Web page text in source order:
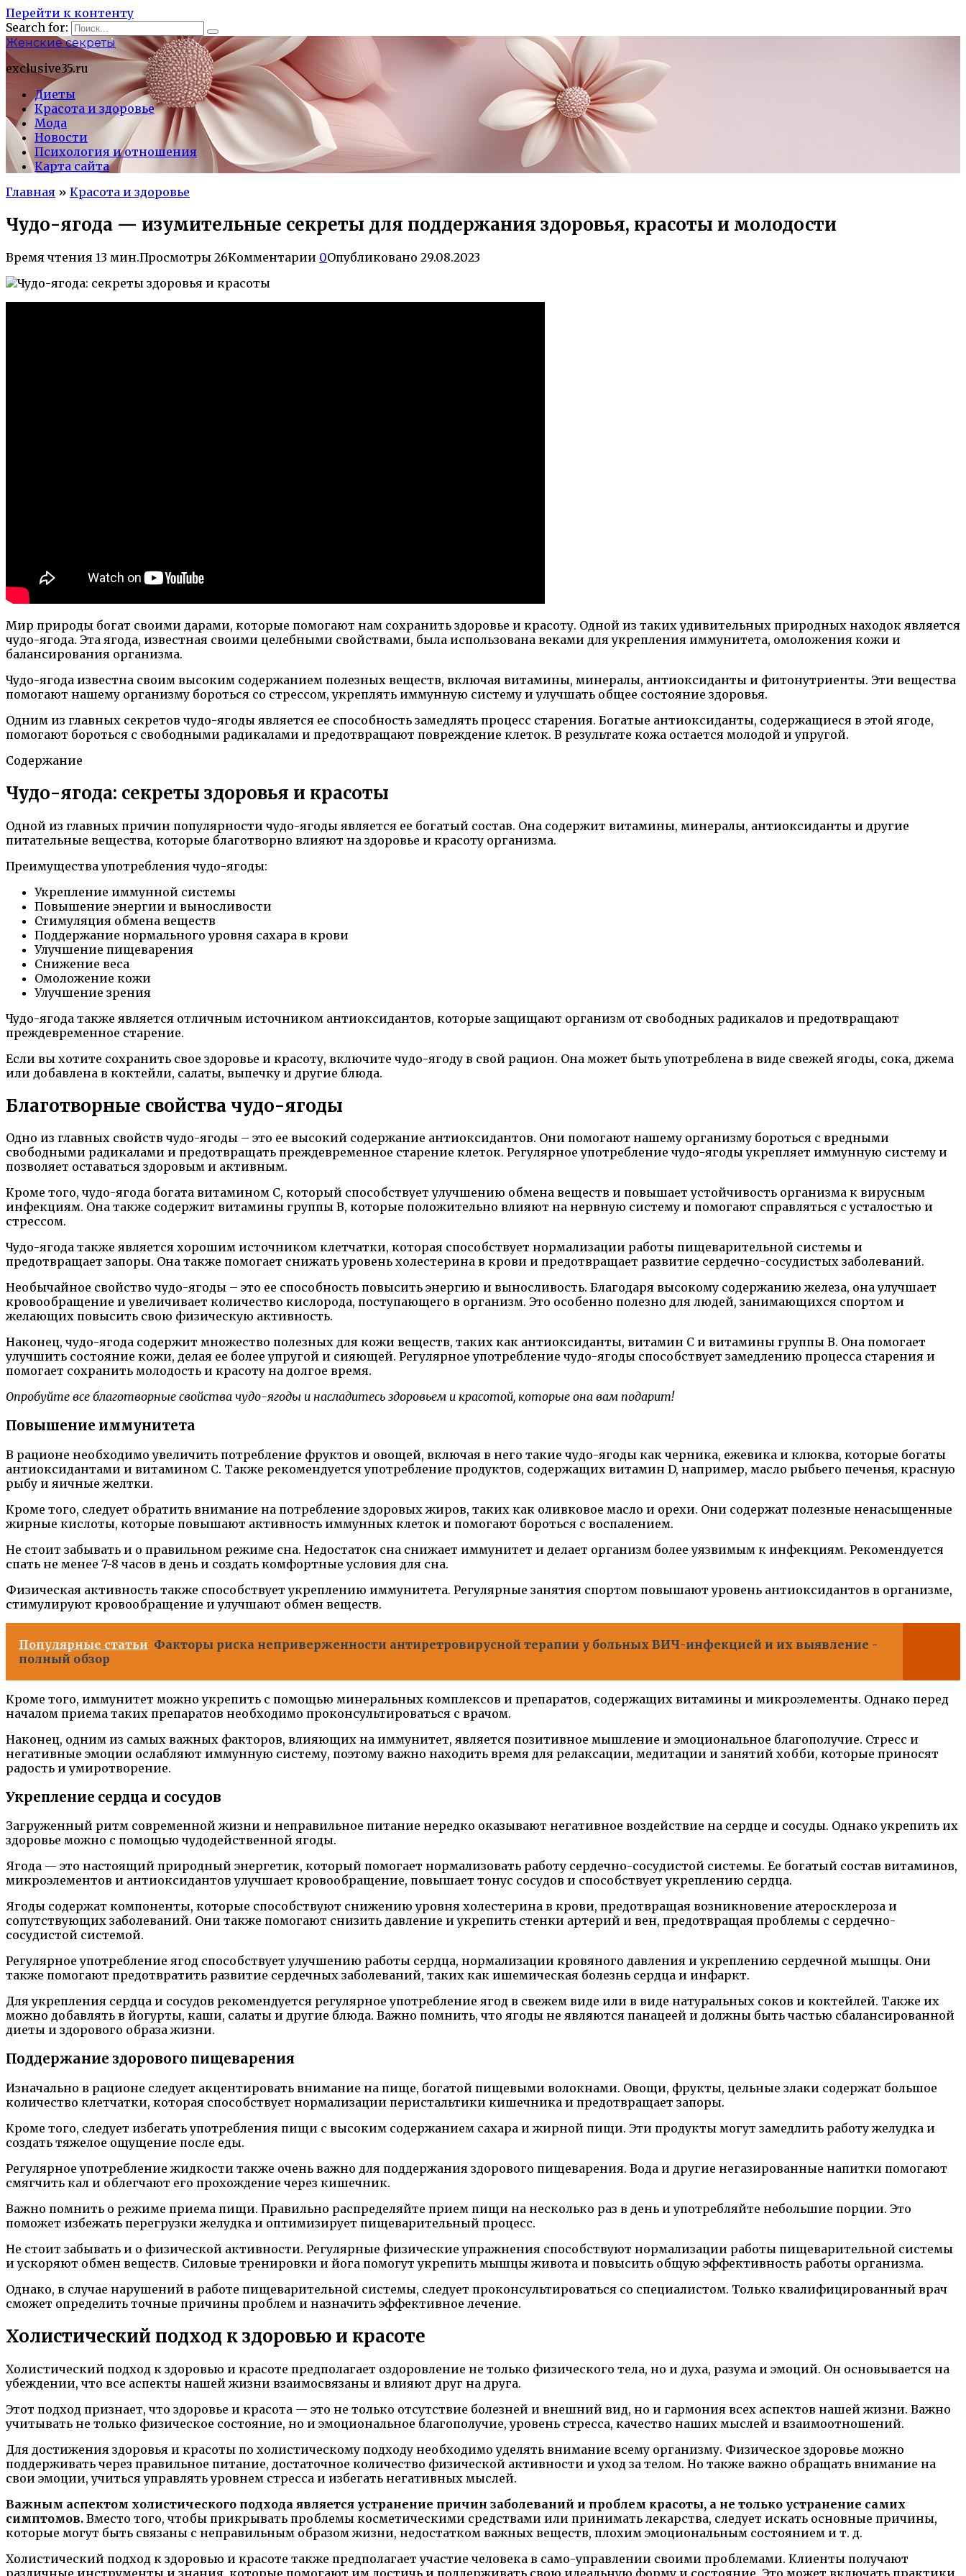
Перейти к контенту
Search for:
Женские секреты
exclusive35.ru
Диеты
Красота и здоровье
Мода
Новости
Психология и отношения
Карта сайта
Главная » Красота и здоровье
Чудо-ягода — изумительные секреты для поддержания здоровья, красоты и молодости
Время чтения 13 мин.Просмотры 26Комментарии 0Опубликовано 29.08.2023
Мир природы богат своими дарами, которые помогают нам сохранить здоровье и красоту. Одной из таких удивительных природных находок является
чудо-ягода. Эта ягода, известная своими целебными свойствами, была использована веками для укрепления иммунитета, омоложения кожи и
балансирования организма.
Чудо-ягода известна своим высоким содержанием полезных веществ, включая витамины, минералы, антиоксиданты и фитонутриенты. Эти вещества
помогают нашему организму бороться со стрессом, укреплять иммунную систему и улучшать общее состояние здоровья.
Одним из главных секретов чудо-ягоды является ее способность замедлять процесс старения. Богатые антиоксиданты, содержащиеся в этой ягоде,
помогают бороться с свободными радикалами и предотвращают повреждение клеток. В результате кожа остается молодой и упругой.
Содержание
Чудо-ягода: секреты здоровья и красоты
Одной из главных причин популярности чудо-ягоды является ее богатый состав. Она содержит витамины, минералы, антиоксиданты и другие
питательные вещества, которые благотворно влияют на здоровье и красоту организма.
Преимущества употребления чудо-ягоды:
Укрепление иммунной системы
Повышение энергии и выносливости
Стимуляция обмена веществ
Поддержание нормального уровня сахара в крови
Улучшение пищеварения
Снижение веса
Омоложение кожи
Улучшение зрения
Чудо-ягода также является отличным источником антиоксидантов, которые защищают организм от свободных радикалов и предотвращают
преждевременное старение.
Если вы хотите сохранить свое здоровье и красоту, включите чудо-ягоду в свой рацион. Она может быть употреблена в виде свежей ягоды, сока, джема
или добавлена в коктейли, салаты, выпечку и другие блюда.
Благотворные свойства чудо-ягоды
Одно из главных свойств чудо-ягоды – это ее высокий содержание антиоксидантов. Они помогают нашему организму бороться с вредными
свободными радикалами и предотвращать преждевременное старение клеток. Регулярное употребление чудо-ягоды укрепляет иммунную систему и
позволяет оставаться здоровым и активным.
Кроме того, чудо-ягода богата витамином С, который способствует улучшению обмена веществ и повышает устойчивость организма к вирусным
инфекциям. Она также содержит витамины группы В, которые положительно влияют на нервную систему и помогают справляться с усталостью и
стрессом.
Чудо-ягода также является хорошим источником клетчатки, которая способствует нормализации работы пищеварительной системы и
предотвращает запоры. Она также помогает снижать уровень холестерина в крови и предотвращает развитие сердечно-сосудистых заболеваний.
Необычайное свойство чудо-ягоды – это ее способность повысить энергию и выносливость. Благодаря высокому содержанию железа, она улучшает
кровообращение и увеличивает количество кислорода, поступающего в организм. Это особенно полезно для людей, занимающихся спортом и
желающих повысить свою физическую активность.
Наконец, чудо-ягода содержит множество полезных для кожи веществ, таких как антиоксиданты, витамин С и витамины группы В. Она помогает
улучшить состояние кожи, делая ее более упругой и сияющей. Регулярное употребление чудо-ягоды способствует замедлению процесса старения и
помогает сохранить молодость и красоту на долгое время.
Опробуйте все благотворные свойства чудо-ягоды и насладитесь здоровьем и красотой, которые она вам подарит!
Повышение иммунитета
В рационе необходимо увеличить потребление фруктов и овощей, включая в него такие чудо-ягоды как черника, ежевика и клюква, которые богаты
антиоксидантами и витамином C. Также рекомендуется употребление продуктов, содержащих витамин D, например, масло рыбьего печенья, красную
рыбу и яичные желтки.
Кроме того, следует обратить внимание на потребление здоровых жиров, таких как оливковое масло и орехи. Они содержат полезные ненасыщенные
жирные кислоты, которые повышают активность иммунных клеток и помогают бороться с воспалением.
Не стоит забывать и о правильном режиме сна. Недостаток сна снижает иммунитет и делает организм более уязвимым к инфекциям. Рекомендуется
спать не менее 7-8 часов в день и создать комфортные условия для сна.
Физическая активность также способствует укреплению иммунитета. Регулярные занятия спортом повышают уровень антиоксидантов в организме,
стимулируют кровообращение и улучшают обмен веществ.
Популярные статьи Факторы риска неприверженности антиретровирусной терапии у больных ВИЧ-инфекцией и их выявление -
полный обзор
Кроме того, иммунитет можно укрепить с помощью минеральных комплексов и препаратов, содержащих витамины и микроэлементы. Однако перед
началом приема таких препаратов необходимо проконсультироваться с врачом.
Наконец, одним из самых важных факторов, влияющих на иммунитет, является позитивное мышление и эмоциональное благополучие. Стресс и
негативные эмоции ослабляют иммунную систему, поэтому важно находить время для релаксации, медитации и занятий хобби, которые приносят
радость и умиротворение.
Укрепление сердца и сосудов
Загруженный ритм современной жизни и неправильное питание нередко оказывают негативное воздействие на сердце и сосуды. Однако укрепить их
здоровье можно с помощью чудодейственной ягоды.
Ягода — это настоящий природный энергетик, который помогает нормализовать работу сердечно-сосудистой системы. Ее богатый состав витаминов,
микроэлементов и антиоксидантов улучшает кровообращение, повышает тонус сосудов и способствует укреплению сердца.
Ягоды содержат компоненты, которые способствуют снижению уровня холестерина в крови, предотвращая возникновение атеросклероза и
сопутствующих заболеваний. Они также помогают снизить давление и укрепить стенки артерий и вен, предотвращая проблемы с сердечно-
сосудистой системой.
Регулярное употребление ягод способствует улучшению работы сердца, нормализации кровяного давления и укреплению сердечной мышцы. Они
также помогают предотвратить развитие сердечных заболеваний, таких как ишемическая болезнь сердца и инфаркт.
Для укрепления сердца и сосудов рекомендуется регулярное употребление ягод в свежем виде или в виде натуральных соков и коктейлей. Также их
можно добавлять в йогурты, каши, салаты и другие блюда. Важно помнить, что ягоды не являются панацеей и должны быть частью сбалансированной
диеты и здорового образа жизни.
Поддержание здорового пищеварения
Изначально в рационе следует акцентировать внимание на пище, богатой пищевыми волокнами. Овощи, фрукты, цельные злаки содержат большое
количество клетчатки, которая способствует нормализации перистальтики кишечника и предотвращает запоры.
Кроме того, следует избегать употребления пищи с высоким содержанием сахара и жирной пищи. Эти продукты могут замедлить работу желудка и
создать тяжелое ощущение после еды.
Регулярное употребление жидкости также очень важно для поддержания здорового пищеварения. Вода и другие негазированные напитки помогают
смягчить кал и облегчают его прохождение через кишечник.
Важно помнить о режиме приема пищи. Правильно распределяйте прием пищи на несколько раз в день и употребляйте небольшие порции. Это
поможет избежать перегрузки желудка и оптимизирует пищеварительный процесс.
Не стоит забывать и о физической активности. Регулярные физические упражнения способствуют нормализации работы пищеварительной системы
и ускоряют обмен веществ. Силовые тренировки и йога помогут укрепить мышцы живота и повысить общую эффективность работы организма.
Однако, в случае нарушений в работе пищеварительной системы, следует проконсультироваться со специалистом. Только квалифицированный врач
сможет определить точные причины проблем и назначить эффективное лечение.
Холистический подход к здоровью и красоте
Холистический подход к здоровью и красоте предполагает оздоровление не только физического тела, но и духа, разума и эмоций. Он основывается на
убеждении, что все аспекты нашей жизни взаимосвязаны и влияют друг на друга.
Этот подход признает, что здоровье и красота — это не только отсутствие болезней и внешний вид, но и гармония всех аспектов нашей жизни. Важно
учитывать не только физическое состояние, но и эмоциональное благополучие, уровень стресса, качество наших мыслей и взаимоотношений.
Для достижения здоровья и красоты по холистическому подходу необходимо уделять внимание всему организму. Физическое здоровье можно
поддерживать через правильное питание, достаточное количество физической активности и уход за телом. Но также важно обращать внимание на
свои эмоции, учиться управлять уровнем стресса и избегать негативных мыслей.
Важным аспектом холистического подхода является устранение причин заболеваний и проблем красоты, а не только устранение самих
симптомов. Вместо того, чтобы прикрывать проблемы косметическими средствами или принимать лекарства, следует искать основные причины,
которые могут быть связаны с неправильным образом жизни, недостатком важных веществ, плохим эмоциональным состоянием и т. д.
Холистический подход к здоровью и красоте также предполагает участие человека в само-управлении своими проблемами. Клиенты получают
различные инструменты и знания, которые помогают им достичь и поддерживать свою идеальную форму и состояние. Это может включать практики